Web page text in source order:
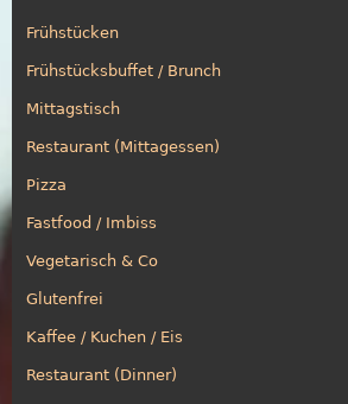
Frühstücken
Frühstücksbuffet / Brunch
Mittagstisch
Restaurant (Mittagessen)
Pizza
Fastfood / Imbiss
Vegetarisch & Co
Glutenfrei
Kaffee / Kuchen / Eis
Restaurant (Dinner)